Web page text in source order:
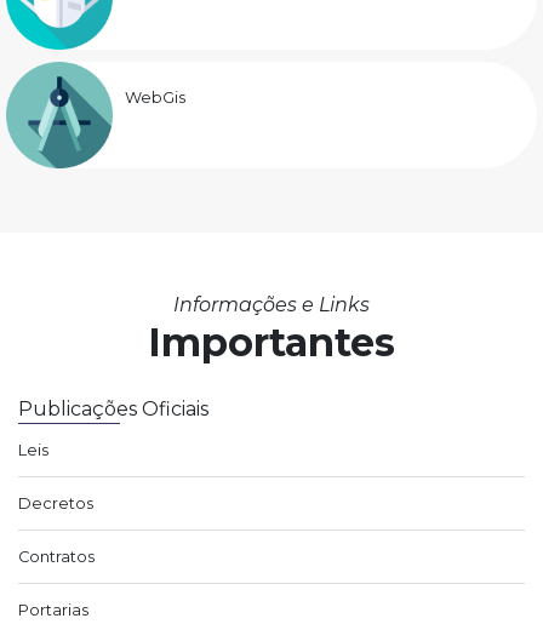
WebGis
Informações e Links
Importantes
Publicações Oficiais
Leis
Decretos
Contratos
Portarias